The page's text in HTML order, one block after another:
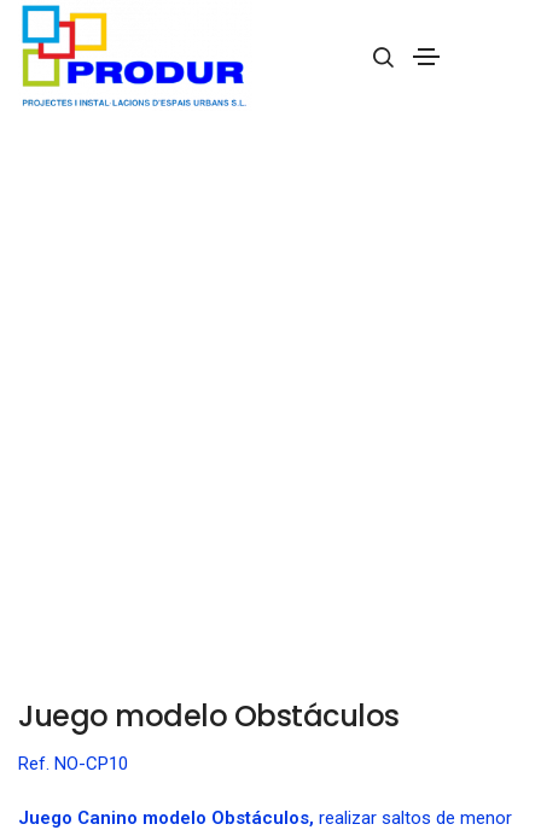
Juego modelo Obstáculos
Juego modelo Obstáculos
Ref. NO-CP10
Juego Canino modelo Obstáculos, realizar saltos de menor